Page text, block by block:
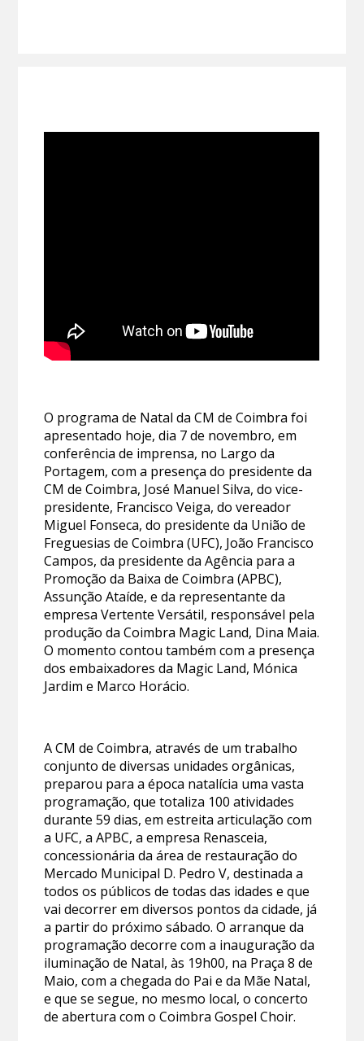
O programa de Natal da CM de Coimbra foi
apresentado hoje, dia 7 de novembro, em
conferência de imprensa, no Largo da
Portagem, com a presença do presidente da
CM de Coimbra, José Manuel Silva, do vice-
presidente, Francisco Veiga, do vereador
Miguel Fonseca, do presidente da União de
Freguesias de Coimbra (UFC), João Francisco
Campos, da presidente da Agência para a
Promoção da Baixa de Coimbra (APBC),
Assunção Ataíde, e da representante da
empresa Vertente Versátil, responsável pela
produção da Coimbra Magic Land, Dina Maia.
O momento contou também com a presença
dos embaixadores da Magic Land, Mónica
Jardim e Marco Horácio.
A CM de Coimbra, através de um trabalho
conjunto de diversas unidades orgânicas,
preparou para a época natalícia uma vasta
programação, que totaliza 100 atividades
durante 59 dias, em estreita articulação com
a UFC, a APBC, a empresa Renasceia,
concessionária da área de restauração do
Mercado Municipal D. Pedro V, destinada a
todos os públicos de todas das idades e que
vai decorrer em diversos pontos da cidade, já
a partir do próximo sábado. O arranque da
programação decorre com a inauguração da
iluminação de Natal, às 19h00, na Praça 8 de
Maio, com a chegada do Pai e da Mãe Natal,
e que se segue, no mesmo local, o concerto
de abertura com o Coimbra Gospel Choir.